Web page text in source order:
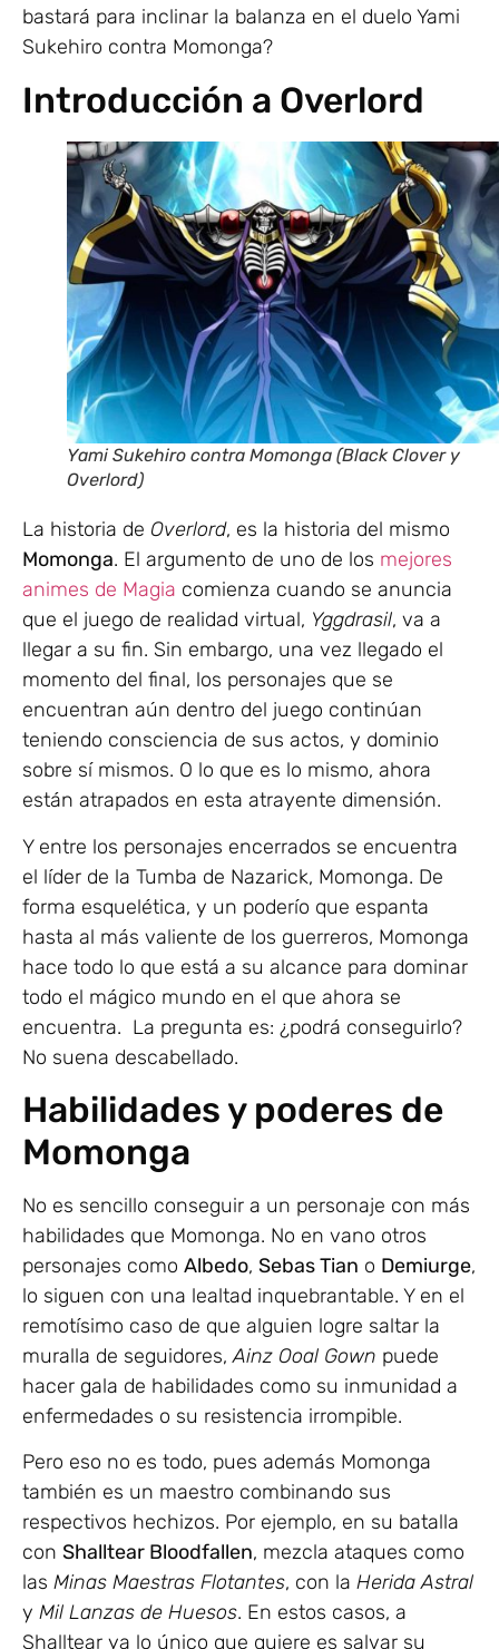
bastará para inclinar la balanza en el duelo Yami
Sukehiro contra Momonga?
Introducción a Overlord
Yami Sukehiro contra Momonga (Black Clover y
Overlord)
La historia de Overlord, es la historia del mismo
Momonga. El argumento de uno de los mejores
animes de Magia comienza cuando se anuncia
que el juego de realidad virtual, Yggdrasil, va a
llegar a su fin. Sin embargo, una vez llegado el
momento del final, los personajes que se
encuentran aún dentro del juego continúan
teniendo consciencia de sus actos, y dominio
sobre sí mismos. O lo que es lo mismo, ahora
están atrapados en esta atrayente dimensión.
Y entre los personajes encerrados se encuentra
el líder de la Tumba de Nazarick, Momonga. De
forma esquelética, y un poderío que espanta
hasta al más valiente de los guerreros, Momonga
hace todo lo que está a su alcance para dominar
todo el mágico mundo en el que ahora se
encuentra. La pregunta es: ¿podrá conseguirlo?
No suena descabellado.
Habilidades y poderes de
Momonga
No es sencillo conseguir a un personaje con más
habilidades que Momonga. No en vano otros
personajes como Albedo, Sebas Tian o Demiurge,
lo siguen con una lealtad inquebrantable. Y en el
remotísimo caso de que alguien logre saltar la
muralla de seguidores,Ainz Ooal Gown puede
hacer gala de habilidades como su inmunidad a
enfermedades o su resistencia irrompible.
Pero eso no es todo, pues además Momonga
también es un maestro combinando sus
respectivos hechizos. Por ejemplo, en su batalla
con Shalltear Bloodfallen, mezcla ataques como
las Minas Maestras Flotantes, con la Herida Astral
y Mil Lanzas de Huesos. En estos casos, a
Shalltear ya lo único que quiere es salvar su